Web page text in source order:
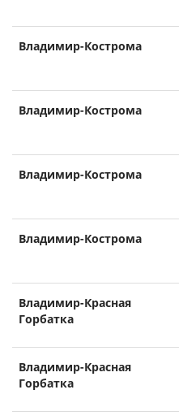
Владимир-Кострома
Владимир-Кострома
Владимир-Кострома
Владимир-Кострома
Владимир-Красная
Горбатка
Владимир-Красная
Горбатка